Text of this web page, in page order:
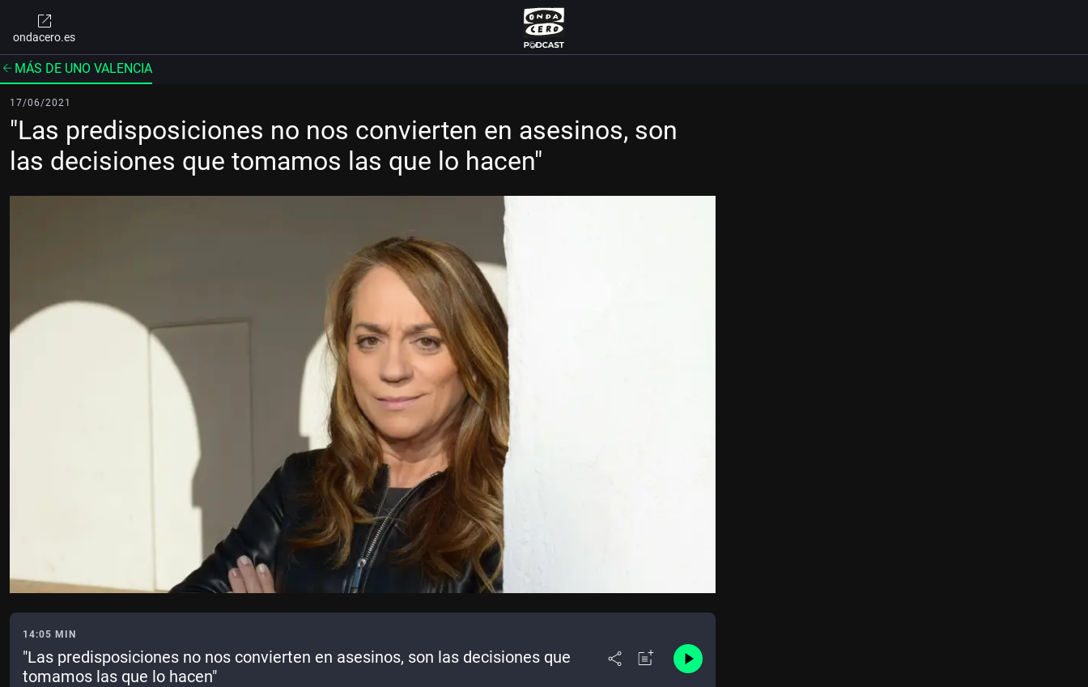
ondacero.es
MÁS DE UNO VALENCIA
17/06/2021
"Las predisposiciones no nos convierten en asesinos, son
las decisiones que tomamos las que lo hacen"
14:05 MIN
"Las predisposiciones no nos convierten en asesinos, son las decisiones que
tomamos las que lo hacen"